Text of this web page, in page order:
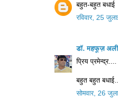
बहुत-बहुत बधाई
रविवार, 25
डॉ. महफूज़
प्रिय प्रमेन्द्र....
बहुत बहुत बधाई...
सोमवार, 26